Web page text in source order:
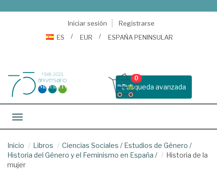
Iniciar sesión
Registrarse
ES
EUR ESPAÑA PENINSULAR
Busqueda avanzada
0
Toggle navigation
Inicio Libros Ciencias Sociales / Estudios de Género /
Historia del Género y el Feminismo en España /
Historia de la
mujer